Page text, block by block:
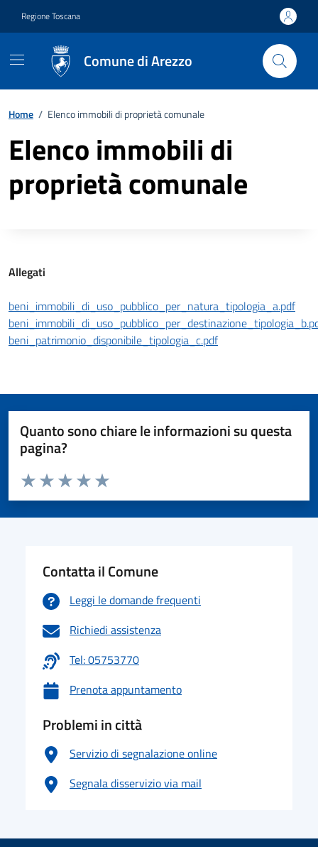
Regione Toscana
Comune di Arezzo
Home / Elenco immobili di proprietà comunale
Elenco immobili di
proprietà comunale
Allegati
beni_immobili_di_uso_pubblico_per_natura_tipologia_a.pdf
beni_patrimonio_disponibile_tipologia_c.pdf
Quanto sono chiare le informazioni su questa
pagina?
Valuta da 1 a 5 stelle la pagina
Valuta 5 stelle su 5
Valuta 4 stelle su 5
Valuta 3 stelle su 5
Valuta 2 stelle su 5
Valuta 1 stelle su 5
Contatta il Comune
Leggi le domande frequenti
Richiedi assistenza
Tel: 05753770
Prenota appuntamento
Problemi in città
Servizio di segnalazione online
Segnala disservizio via mail